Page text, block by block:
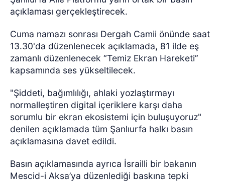
açıklaması gerçekleştirecek.
Cuma namazı sonrası Dergah Camii önünde saat
13.30'da düzenlenecek açıklamada, 81 ilde eş
zamanlı düzenlenecek “Temiz Ekran Hareketi”
kapsamında ses yükseltilecek.
"Şiddeti, bağımlılığı, ahlaki yozlaştırmayı
normalleştiren digital içeriklere karşı daha
sorumlu bir ekran ekosistemi için buluşuyoruz"
denilen açıklamada tüm Şanlıurfa halkı basın
açıklamasına davet edildi.
Basın açıklamasında ayrıca İsrailli bir bakanın
Mescid-i Aksa’ya düzenlediği baskına tepki